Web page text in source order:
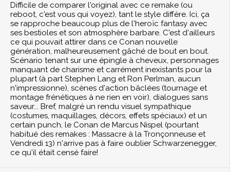
Difficile de comparer l'original avec ce remake (ou
reboot, c'est vous qui voyez), tant le style diffère. Ici, ça
se rapproche beaucoup plus de l'heroïc fantasy avec
ses bestioles et son atmosphère barbare. C'est d'ailleurs
ce qui pouvait attirer dans ce Conan nouvelle
génération, malheureusement gâché de bout en bout.
Scénario tenant sur une épingle à cheveux, personnages
manquant de charisme et carrément inexistants pour la
plupart (à part Stephen Lang et Ron Perlman, aucun
n'impressionne), scènes d'action bâclées (tournage et
montage frénétiques à ne rien en voir), dialogues sans
saveur... Bref, malgré un rendu visuel sympathique
(costumes, maquillages, décors, effets spéciaux) et un
certain punch, le Conan de Marcus Nispel (pourtant
habitué des remakes : Massacre à la Tronçonneuse et
Vendredi 13) n'arrive pas à faire oublier Schwarzenegger,
ce qu'il était censé faire!